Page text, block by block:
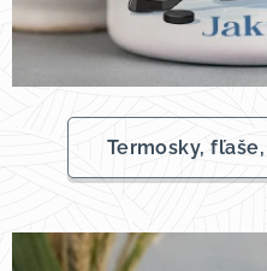
Termosky,